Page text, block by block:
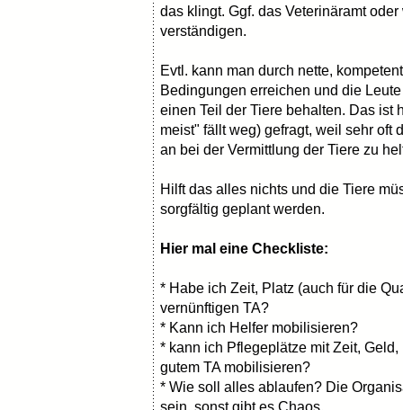
das klingt. Ggf. das Veterinäramt
verständigen.
Evtl. kann man durch nette,
Bedingungen erreichen und die
einen Teil der Tiere behalten. Das ist
meist" fällt weg) gefragt, weil sehr oft
an bei der Vermittlung der Tiere zu
Hilft das alles nichts und die Tiere
sorgfältig geplant werden.
Hier mal eine Checkliste:
* Habe ich Zeit, Platz (auch für die
vernünftigen TA?
* Kann ich Helfer mobilisieren?
* kann ich Pflegeplätze mit Zeit,
gutem TA mobilisieren?
* Wie soll alles ablaufen? Die
sein, sonst gibt es Chaos.